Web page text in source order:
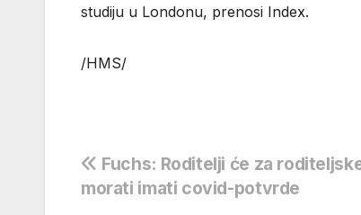
studiju u Londonu, prenosi Index.
/HMS/
Navigacija
Fuchs: Roditelji će za
morati imati covid-potvrde